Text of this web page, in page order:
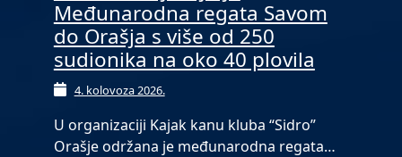
Međunarodna regata Savom
do Orašja s više od 250
sudionika na oko 40 plovila
4. kolovoza 2026.
U organizaciji Kajak kanu kluba “Sidro”
Orašje održana je međunarodna regata…